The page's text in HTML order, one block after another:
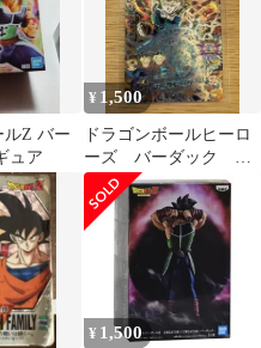
ルZ バー
ュア
¥ 1,500
ドラゴンボールヒーロ
ーズ バーダック
HJ2-SEC
¥ 1,500